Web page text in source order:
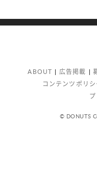
ABOUT 広告掲載
コンテンツポリシ
© DONUTS